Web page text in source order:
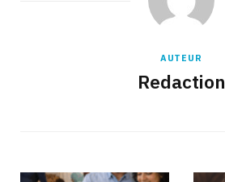
AUTEUR
Redaction